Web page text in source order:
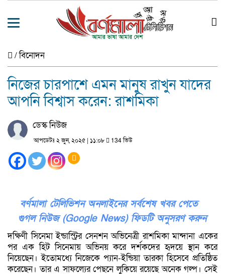
/বিনোদন
নিজের চারপাশে এমন মানুষ রাখুন যাদের
আপনি বিশ্বাস করেন: রাশমিকা
ডেস্ক নিউজ
আপডেটঃ ২ জুন, ২০২৫ | ১১:০৮ 134 ভিউ
বর্ণমালা টেলিভিশন অনলাইনের সর্বশেষ খবর পেতে
গুগল নিউজ (Google News) ফিডটি অনুসরণ করুন
দক্ষিণী সিনেমা ইন্ডাস্ট্রির সেনশন অভিনেত্রী রাশমিকা মান্দানা একের
পর এক হিট সিনেমায় অভিনয় করে দর্শকদের হৃদয়ে স্থান করে
নিয়েছেন। ইতোমধ্যে নিজেকে প্যান-ইন্ডিয়া তারকা হিসেবে প্রতিষ্ঠিত
করেছেন। তার এ সাফল্যের পেছনে লুকিয়ে রয়েছে অনেক গল্প। সেই